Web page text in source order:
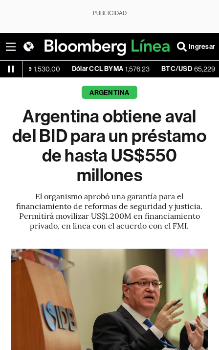
PUBLICIDAD
Ingresar
1,530.00 Dólar CCL BYMA 1,576.23 BTC/USD 65,229.86
ARGENTINA
Argentina obtiene aval
del BID para un préstamo
de hasta US$550
millones
El organismo aprobó una garantía para el
financiamiento de reformas de seguridad y justicia.
Permitirá movilizar US$1.200M en financiamiento
privado, en línea con el acuerdo con el FMI.